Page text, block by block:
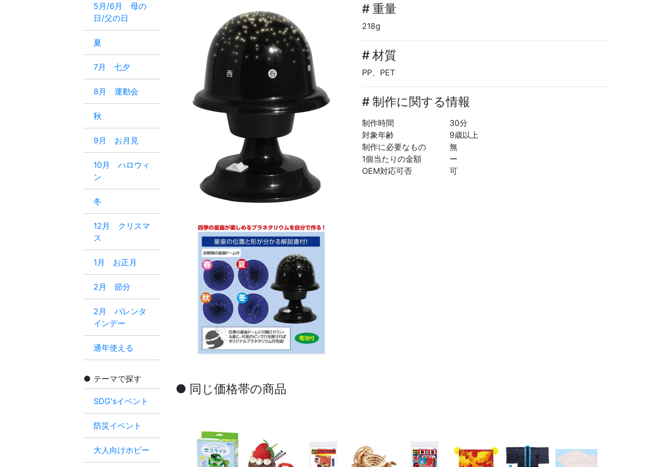
5月/6月 母の
日/父の日
夏
7月 七夕
8月 運動会
秋
9月 お月見
10月 ハロウィ
ン
冬
12月 クリスマ
ス
1月 お正月
2月 節分
2月 バレンタ
インデー
通年使える
テーマで探す
SDG'sイベント
防災イベント
大人向けホビー
# 重量
218g
# 材質
PP、PET
# 制作に関する情報
制作時間
30分
対象年齢
9歳以上
制作に必要なもの
無
1個当たりの金額
ー
OEM対応可否
可
● 同じ価格帯の商品